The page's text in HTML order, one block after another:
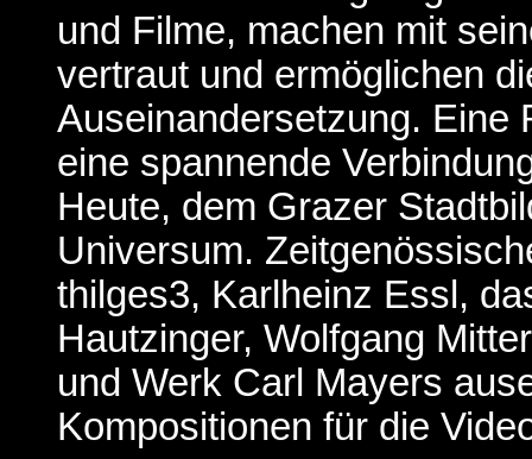
und Filme, machen mit
vertraut und ermöglichen
Auseinandersetzung. Eine
eine spannende
Heute, dem Grazer
Universum.
thilges3, Karlheinz Essl,
Hautzinger, Wolfgang
und Werk Carl Mayers
Kompositionen für die